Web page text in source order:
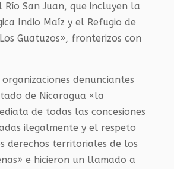
San Juan, que incluyen la
Indio Maíz y el Refugio de
Guatuzos», fronterizos con
denunciantes
de Nicaragua «la
de todas las concesiones
ilegalmente y el respeto
derechos territoriales de los
e hicieron un llamado a